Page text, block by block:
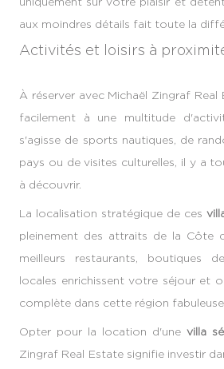
aux moindres détails fait toute la
Activités et loisirs à
À réserver avec Michaël Zingraf Real
facilement à une multitude
s'agisse de sports nautiques, de
pays ou de visites culturelles, il y a
à découvrir.
La localisation stratégique de ces
pleinement des attraits de la Côte
meilleurs restaurants, boutiques
locales enrichissent votre séjour et
complète dans cette région fabuleuse.
Opter pour la location d'une villa
Zingraf Real Estate signifie investir